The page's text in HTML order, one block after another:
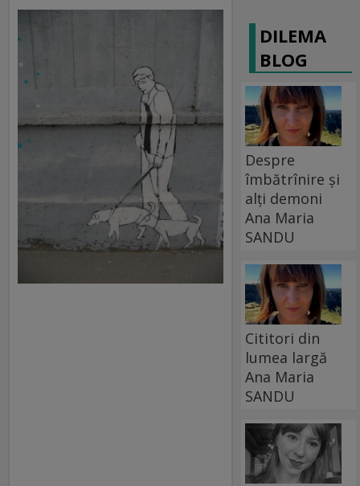
DILEMA
BLOG
Despre
îmbătrînire și
alți demoni
Ana Maria
SANDU
Cititori din
lumea largă
Ana Maria
SANDU